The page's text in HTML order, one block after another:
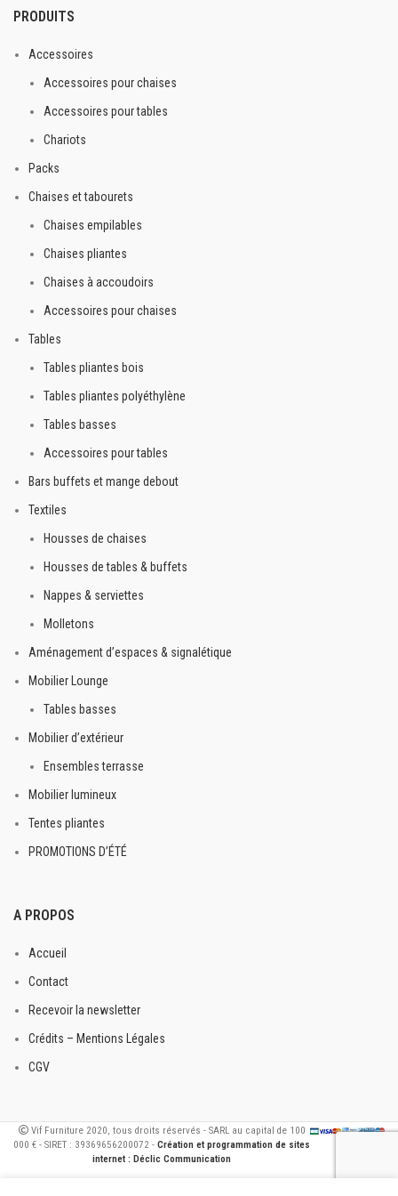
PRODUITS
Accessoires
Accessoires pour chaises
Accessoires pour tables
Chariots
Packs
Chaises et tabourets
Chaises empilables
Chaises pliantes
Chaises à accoudoirs
Accessoires pour chaises
Tables
Tables pliantes bois
Tables pliantes polyéthylène
Tables basses
Accessoires pour tables
Bars buffets et mange debout
Textiles
Housses de chaises
Housses de tables & buffets
Nappes & serviettes
Molletons
Aménagement d’espaces & signalétique
Mobilier Lounge
Tables basses
Mobilier d’extérieur
Ensembles terrasse
Mobilier lumineux
Tentes pliantes
PROMOTIONS D’ÉTÉ
A PROPOS
Accueil
Contact
Recevoir la newsletter
Crédits – Mentions Légales
CGV
Vif Furniture 2020, tous droits réservés - SARL au capital de 100
000 € - SIRET : 39369656200072 -Création et programmation de sites
internet : Déclic Communication